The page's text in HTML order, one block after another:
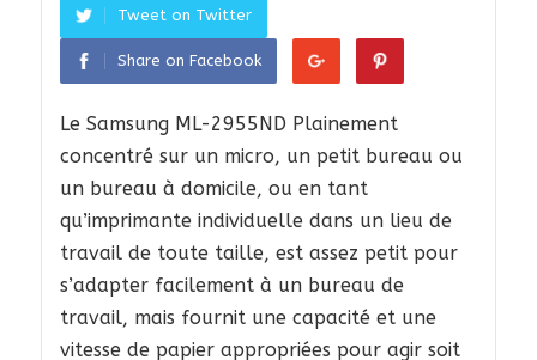
Tweet on Twitter
Share on Facebook
Le Samsung ML-2955ND Plainement
concentré sur un micro, un petit bureau ou
un bureau à domicile, ou en tant
qu’imprimante individuelle dans un lieu de
travail de toute taille, est assez petit pour
s’adapter facilement à un bureau de
travail, mais fournit une capacité et une
vitesse de papier appropriées pour agir soit